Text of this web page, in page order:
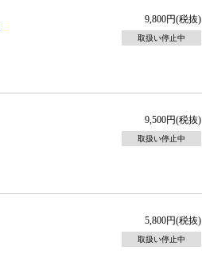
9,800円(税抜)
取扱い停止中
9,500円(税抜)
取扱い停止中
5,800円(税抜)
取扱い停止中